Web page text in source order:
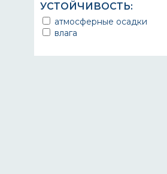
УСТОЙЧИВОСТЬ:
атмосферные осадки
влага